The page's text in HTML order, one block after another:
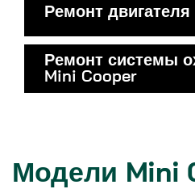
Ремонт
Ремонт системы
Mini Cooper
Модели Mini